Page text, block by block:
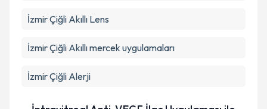
İzmir Çiğli Akıllı Lens
İzmir Çiğli Akıllı mercek uygulamaları
İzmir Çiğli Alerji